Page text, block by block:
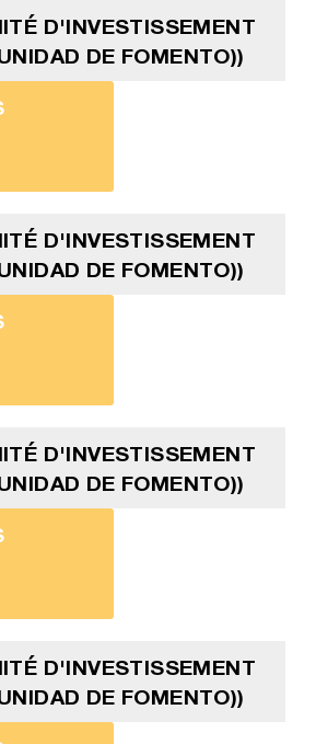
D'INVESTISSEMENT
DE FOMENTO))
D'INVESTISSEMENT
DE FOMENTO))
D'INVESTISSEMENT
DE FOMENTO))
D'INVESTISSEMENT
DE FOMENTO))